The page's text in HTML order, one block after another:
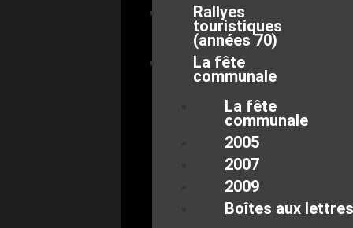
Rallyes
touristiques
(années 70)
La fête
communale
La fête
communale
2005
2007
2009
Boîtes aux lettres